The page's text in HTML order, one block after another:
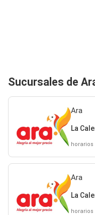
Sucursales de
Ara
La
horarios
Ara
La
horarios